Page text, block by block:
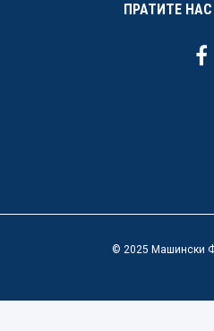
ПРАТИТЕ
© 2025 Машински